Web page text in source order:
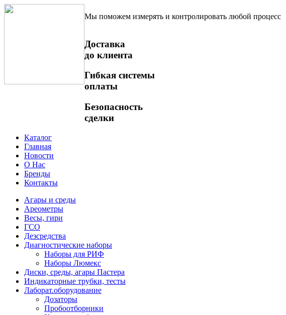
Мы поможем измерять и контролировать любой процесс
Доставка
до клиента
Гибкая системы
оплаты
Безопасность
сделки
Каталог
Главная
Новости
О Нас
Бренды
Контакты
Агары и среды
Ареометры
Весы, гири
ГСО
Дезсредства
Диагностические наборы
Наборы для РИФ
Наборы Люмекс
Диски, среды, агары Пастера
Индикаторные трубки, тесты
Лаборат.оборудование
Дозаторы
Пробоотборники